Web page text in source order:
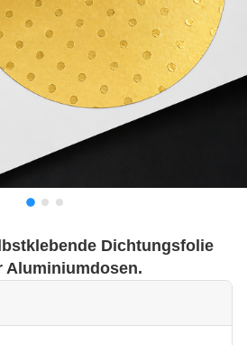
Dichtungsfolie
Aluminiumdosen.